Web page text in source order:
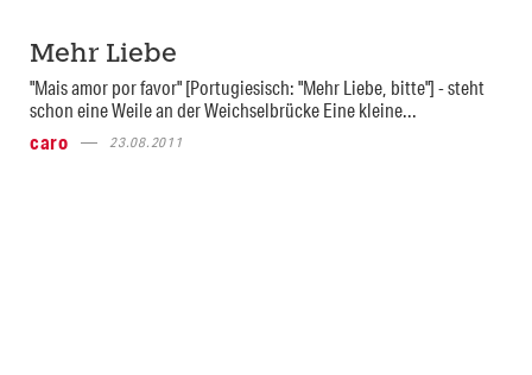
Mehr Liebe
"Mais amor por favor" [Portugiesisch: "Mehr Liebe, bitte"] - steht
schon eine Weile an der Weichselbrücke Eine kleine...
caro
23.08.2011